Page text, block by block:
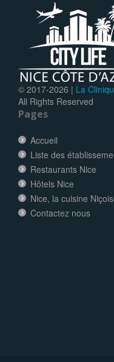
© 2017-2026 | La
All Rights Reserved
Pages
Accueil
Liste des
Restaurants Nice
Hôtels Nice
Nice, la cuisine
Contactez nous